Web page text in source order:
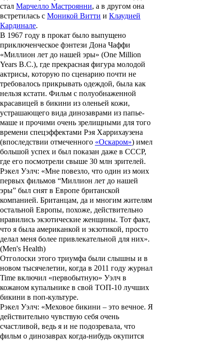
стал Марчелло Мастроянни, а в другом она
встретилась с Моникой Витти и Клаудией
Кардинале.
В 1967 году в прокат было выпущено
приключенческое фэнтези Дона Чаффи
«Миллион лет до нашей эры» (One Million
Years B.C.), где прекрасная фигура молодой
актрисы, которую по сценарию почти не
требовалось прикрывать одеждой, была как
нельзя кстати. Фильм с полуобнаженной
красавицей в бикини из оленьей кожи,
устрашающего вида динозаврами из папье-
маше и прочими очень зрелищными для того
времени спецэффектами Рэя Харрихаузена
(впоследствии отмеченного «Оскаром») имел
большой успех и был показан даже в СССР,
где его посмотрели свыше 30 млн зрителей.
Рэкел Уэлч: «Мне повезло, что один из моих
первых фильмов “Миллион лет до нашей
эры” был снят в Европе британской
компанией. Британцам, да и многим жителям
остальной Европы, похоже, действительно
нравились экзотические женщины. Тот факт,
что я была американкой и экзотикой, просто
делал меня более привлекательной для них».
(Men's Health)
Отголоски этого триумфа были слышны и в
новом тысячелетии, когда в 2011 году журнал
Time включил «первобытную» Уэлч в
кожаном купальнике в свой ТОП-10 лучших
бикини в поп-культуре.
Рэкел Уэлч: «Меховое бикини – это вечное. Я
действительно чувствую себя очень
счастливой, ведь я и не подозревала, что
фильм о динозаврах когда-нибудь окупится